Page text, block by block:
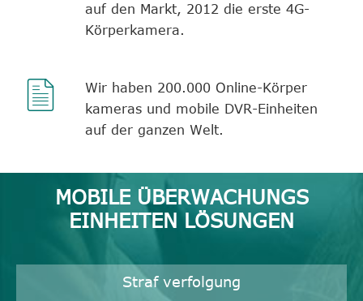
auf den Markt, 2012 die erste 4G-
Körperkamera.

Wir haben 200.000 Online-Körper
kameras und mobile DVR-Einheiten
auf der ganzen Welt.
MOBILE ÜBERWACHUNGS
EINHEITEN LÖSUNGEN
Straf verfolgung